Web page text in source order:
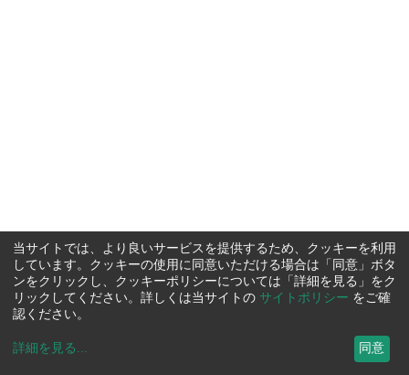
当サイトでは、より良いサービスを提供するため、クッキーを利用
しています。クッキーの使用に同意いただける場合は「同意」ボタ
ンをクリックし、クッキーポリシーについては「詳細を見る」をク
リックしてください。詳しくは当サイトの サイトポリシー をご確
認ください。
詳細を見る ... 同意